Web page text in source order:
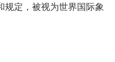
规定，被视为世界国际象